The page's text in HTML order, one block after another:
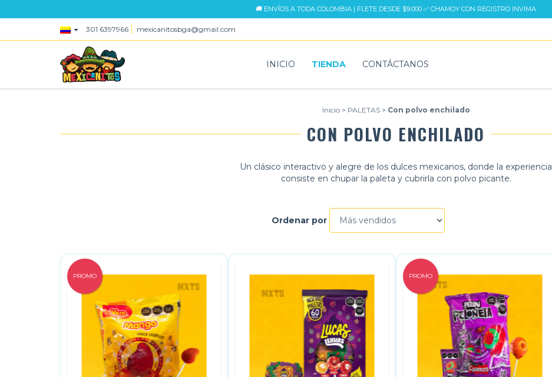
🚚 ENVÍOS A TODA COLOMBIA | FLETE DESDE $9.000 ✅ CHAMOY CON REGISTRO INVIMA
301 6397966 mexicanitosbga@gmail.com
INICIO TIENDA CONTÁCTANOS
Inicio > PALETAS > Con polvo enchilado
CON POLVO ENCHILADO
Un clásico interactivo y alegre de los dulces mexicanos, donde la experiencia
consiste en chupar la paleta y cubrirla con polvo picante.
Ordenar por
PROMO PROMO